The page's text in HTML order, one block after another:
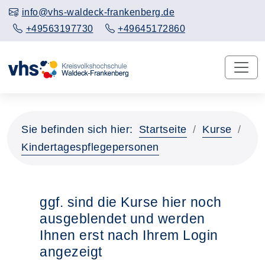
info@vhs-waldeck-frankenberg.de
+49563197730
+49645172860
Sie befinden sich hier: Startseite
Kurse
Kindertagespflegepersonen
ggf. sind die Kurse hier noch
ausgeblendet und werden
Ihnen erst nach Ihrem Login
angezeigt